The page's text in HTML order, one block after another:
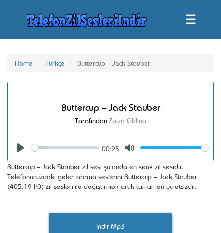
☰
Home Türkçe Buttercup – Jack Stauber
Buttercup – Jack Stauber
Tarafından Zalza Cildina
Seek
00:25
Volume
Buttercup – Jack Stauber zil sesi şu anda en sıcak zil sesidir.
Telefonunuzdaki gelen arama seslerini Buttercup – Jack Stauber
(405.19 KB) zil sesleri ile değiştirmek artık tamamen ücretsizdir.
İndir Mp3